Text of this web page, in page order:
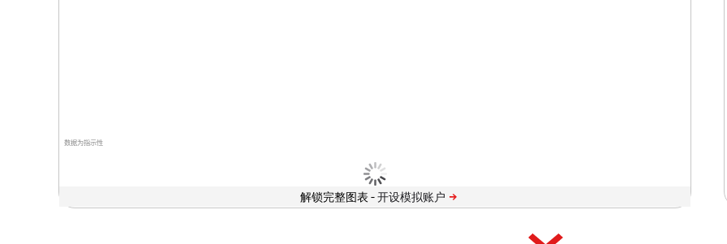
数据为指示性
解锁完整图表 -